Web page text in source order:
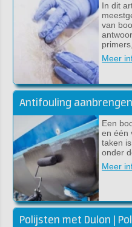
In dit
van
Meer
Een
en één
taken
onder
Meer
Polijsten met Dulon |